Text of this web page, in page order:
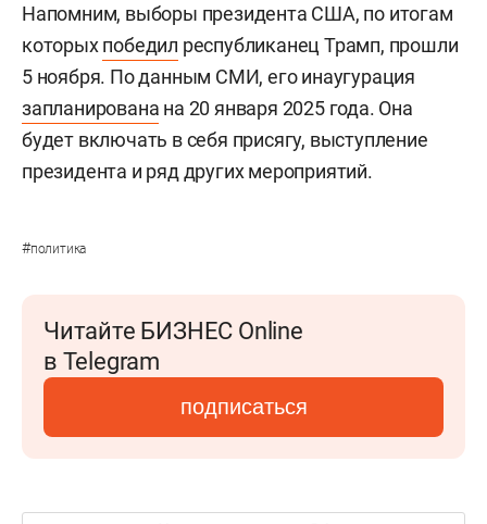
Напомним, выборы президента США, по итогам
которыхпобедил республиканец Трамп, прошли
5 ноября. По данным СМИ, его инаугурация
запланирована на 20 января 2025 года. Она
будет включать в себя присягу, выступление
президента и ряд других мероприятий.
#политика
Читайте БИЗНЕС Online
в Telegram
подписаться